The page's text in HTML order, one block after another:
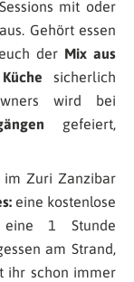
mit oder
Gehört essen
der Mix aus
sicherlich
wird bei
gefeiert,
im Zuri Zanzibar
eine kostenlose
1 Stunde
am Strand,
ihr schon immer